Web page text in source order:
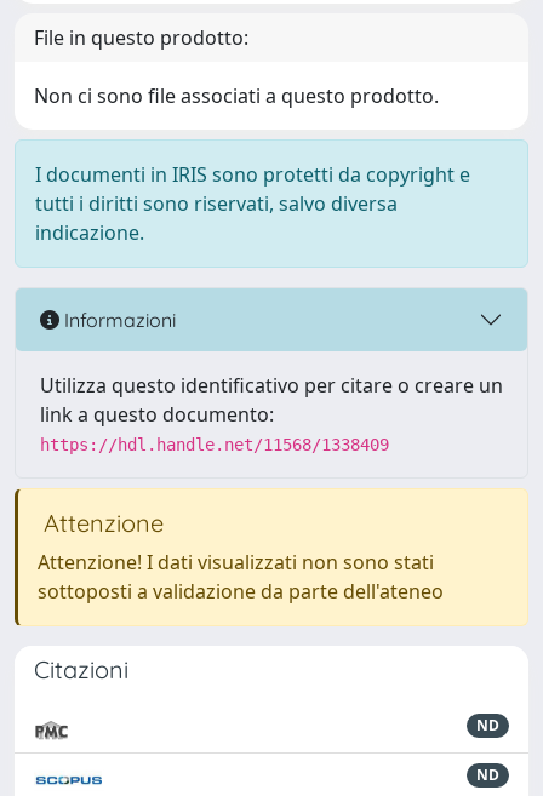
File in questo prodotto:
Non ci sono file associati a questo prodotto.
I documenti in IRIS sono protetti da copyright e
tutti i diritti sono riservati, salvo diversa
indicazione.
Informazioni
Utilizza questo identificativo per citare o creare un
link a questo documento:
https://hdl.handle.net/11568/1338409
Attenzione
Attenzione! I dati visualizzati non sono stati
sottoposti a validazione da parte dell'ateneo
Citazioni
ND
ND